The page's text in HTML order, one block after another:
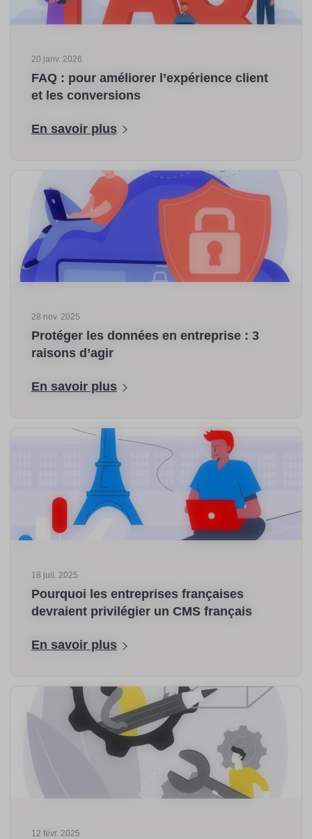
20 janv. 2026
FAQ : pour améliorer l’expérience client
et les conversions
En savoir plus
28 nov. 2025
Protéger les données en entreprise : 3
raisons d’agir
En savoir plus
18 juil. 2025
Pourquoi les entreprises françaises
devraient privilégier un CMS français
En savoir plus
12 févr. 2025